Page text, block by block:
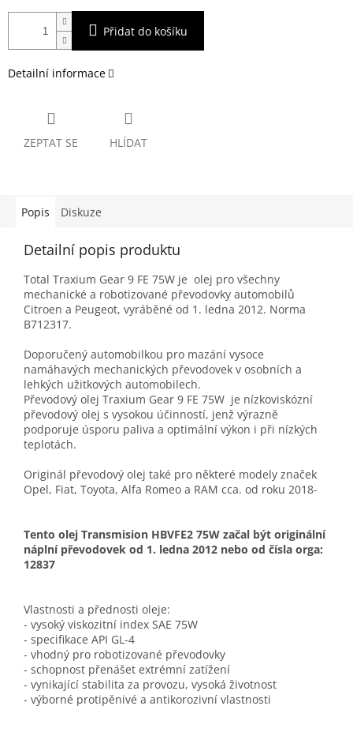
Přidat do košíku
Detailní informace
ZEPTAT SE HLÍDAT
Popis Diskuze
Detailní popis produktu
Total Traxium Gear 9 FE 75W je olej pro všechny
mechanické a robotizované převodovky automobilů
Citroen a Peugeot, vyráběné od 1. ledna 2012. Norma
B712317.
Doporučený automobilkou pro mazání vysoce
namáhavých mechanických převodovek v osobních a
lehkých užitkových automobilech.
Převodový olej Traxium Gear 9 FE 75W je nízkoviskózní
převodový olej s vysokou účinností, jenž výrazně
podporuje úsporu paliva a optimální výkon i při nízkých
teplotách.
Originál převodový olej také pro některé modely značek
Opel, Fiat, Toyota, Alfa Romeo a RAM cca. od roku 2018-
Tento olej Transmision HBVFE2 75W začal být originální
náplní převodovek od 1. ledna 2012 nebo od čísla orga:
12837
Vlastnosti a přednosti oleje:
- vysoký viskozitní index SAE 75W
- specifikace API GL-4
- vhodný pro robotizované převodovky
- schopnost přenášet extrémní zatížení
- vynikající stabilita za provozu, vysoká životnost
- výborné protipěnivé a antikorozivní vlastnosti